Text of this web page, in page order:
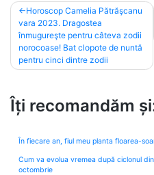
Post
navigation
Horoscop Camelia Pătrăşcanu
vara 2023. Dragostea
înmugureşte pentru câteva zodii
norocoase! Bat clopote de nuntă
pentru cinci dintre zodii
Îți recomandăm
În fiecare an, fiul meu planta floarea-
Cum va evolua vremea după ciclonul
octombrie